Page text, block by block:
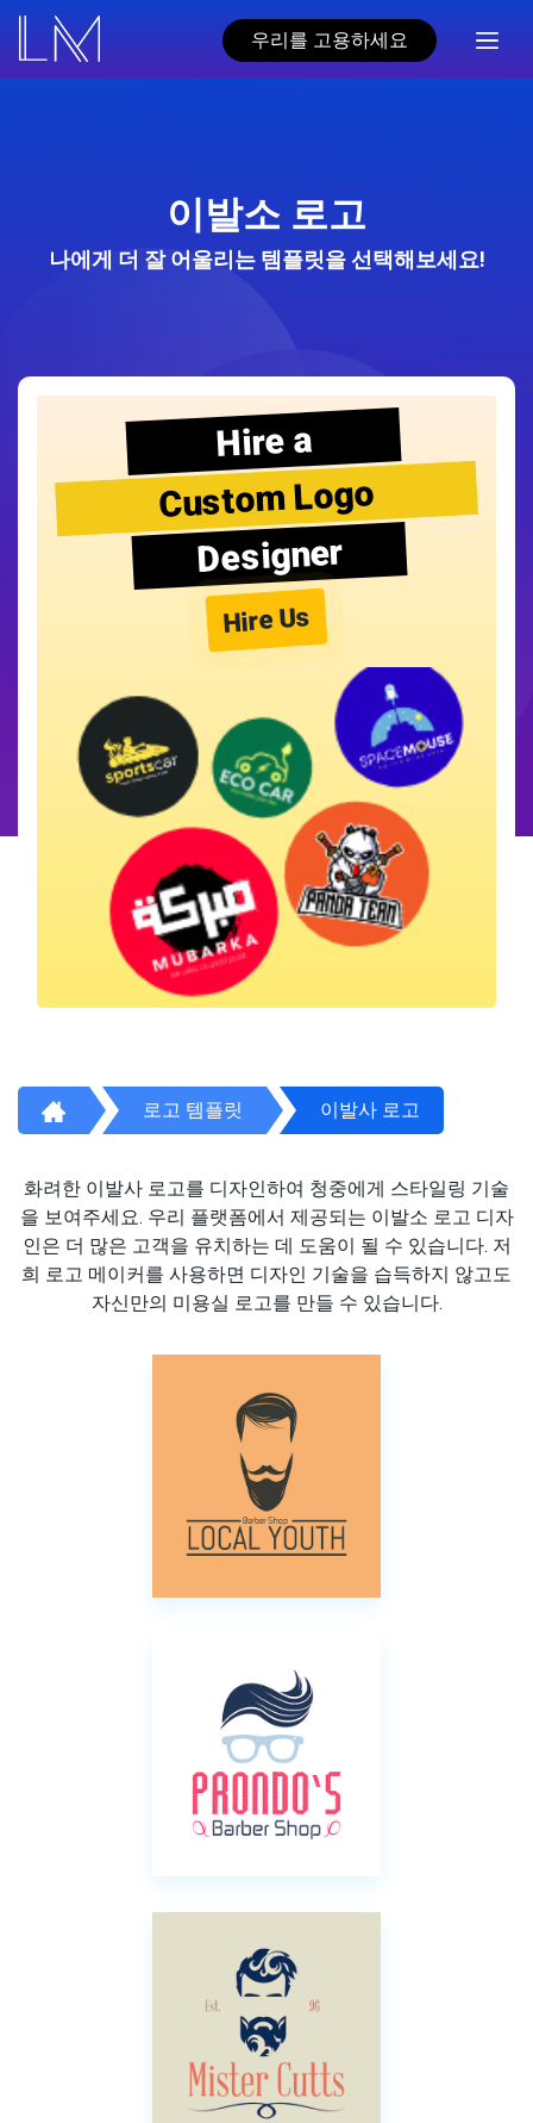
우리를 고용하세요
이발소 로고
나에게 더 잘 어울리는 템플릿을 선택해보세요!
Hire a
Custom Logo
Designer
Hire Us
로고 템플릿 이발사 로고
화려한 이발사 로고를 디자인하여 청중에게 스타일링 기술
을 보여주세요. 우리 플랫폼에서 제공되는 이발소 로고 디자
인은 더 많은 고객을 유치하는 데 도움이 될 수 있습니다. 저
희 로고 메이커를 사용하면 디자인 기술을 습득하지 않고도
자신만의 미용실 로고를 만들 수 있습니다.